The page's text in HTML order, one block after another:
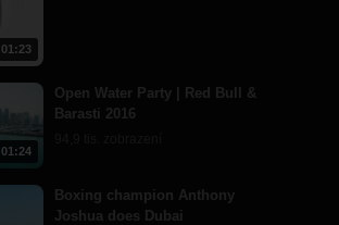
01:23
01:24
Open Water Party | Red Bull &
Barasti 2016
Boxing champion Anthony
Joshua does Dubai